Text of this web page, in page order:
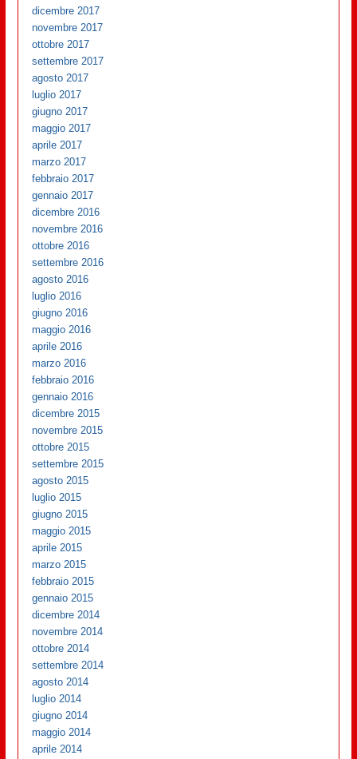
dicembre 2017
novembre 2017
ottobre 2017
settembre 2017
agosto 2017
luglio 2017
giugno 2017
maggio 2017
aprile 2017
marzo 2017
febbraio 2017
gennaio 2017
dicembre 2016
novembre 2016
ottobre 2016
settembre 2016
agosto 2016
luglio 2016
giugno 2016
maggio 2016
aprile 2016
marzo 2016
febbraio 2016
gennaio 2016
dicembre 2015
novembre 2015
ottobre 2015
settembre 2015
agosto 2015
luglio 2015
giugno 2015
maggio 2015
aprile 2015
marzo 2015
febbraio 2015
gennaio 2015
dicembre 2014
novembre 2014
ottobre 2014
settembre 2014
agosto 2014
luglio 2014
giugno 2014
maggio 2014
aprile 2014